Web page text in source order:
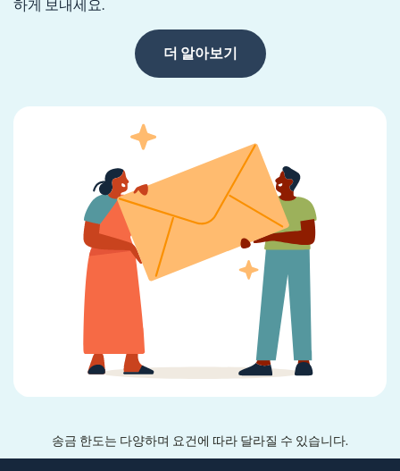
하게 보내세요.
더 알아보기
송금 한도는 다양하며 요건에 따라 달라질 수 있습니다.